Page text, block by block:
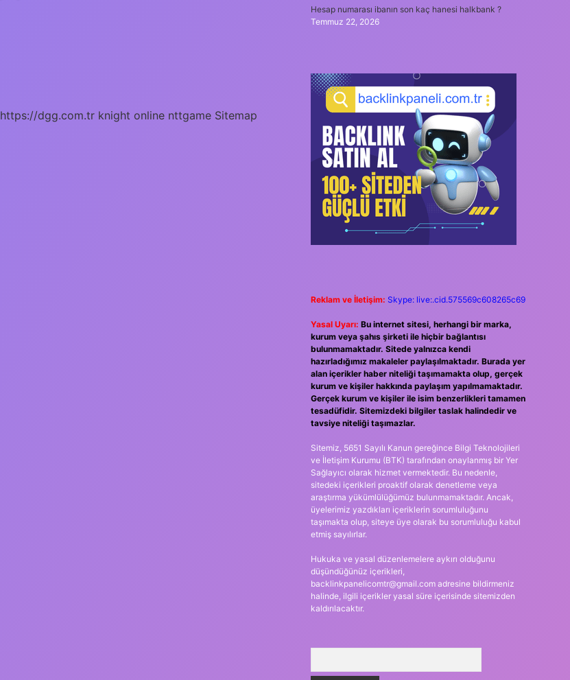
https://dgg.com.tr knight online nttgame Sitemap
Hesap numarası ibanın son kaç hanesi halkbank ?
Temmuz 22, 2026
Reklam ve İletişim: Skype: live:.cid.575569c608265c69
Yasal Uyarı: Bu internet sitesi, herhangi bir marka,
kurum veya şahıs şirketi ile hiçbir bağlantısı
bulunmamaktadır. Sitede yalnızca kendi
hazırladığımız makaleler paylaşılmaktadır. Burada yer
alan içerikler haber niteliği taşımamakta olup, gerçek
kurum ve kişiler hakkında paylaşım yapılmamaktadır.
Gerçek kurum ve kişiler ile isim benzerlikleri tamamen
tesadüfidir. Sitemizdeki bilgiler taslak halindedir ve
tavsiye niteliği taşımazlar.
Sitemiz, 5651 Sayılı Kanun gereğince Bilgi Teknolojileri
ve İletişim Kurumu (BTK) tarafından onaylanmış bir Yer
Sağlayıcı olarak hizmet vermektedir. Bu nedenle,
sitedeki içerikleri proaktif olarak denetleme veya
araştırma yükümlülüğümüz bulunmamaktadır. Ancak,
üyelerimiz yazdıkları içeriklerin sorumluluğunu
taşımakta olup, siteye üye olarak bu sorumluluğu kabul
etmiş sayılırlar.
Hukuka ve yasal düzenlemelere aykırı olduğunu
düşündüğünüz içerikleri,
backlinkpanelicomtr@gmail.comadresine bildirmeniz
halinde, ilgili içerikler yasal süre içerisinde sitemizden
kaldırılacaktır.